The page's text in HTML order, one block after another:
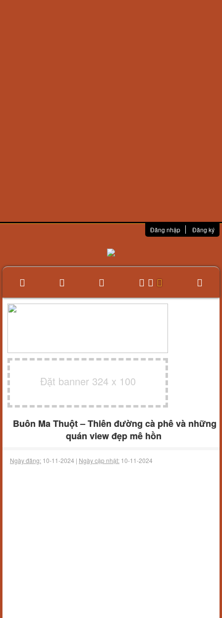
Đăng nhập Đăng ký
Đặt banner 324 x 100
Buôn Ma Thuột – Thiên đường cà phê và những
quán view đẹp mê hồn
Ngày đăng: 10-11-2024 | Ngày cập nhật: 10-11-2024